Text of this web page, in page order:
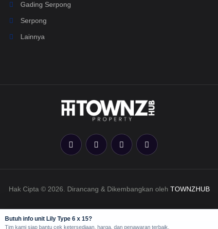
Butuh info unit Lily Type 6 x 15?
Tim kami siap bantu cek ketersediaan, harga, dan penawaran terbaik.
Gading Serpong
Serpong
Lainnya
Hak Cipta © 2026. Dirancang & Dikembangkan oleh TOWNZHUB